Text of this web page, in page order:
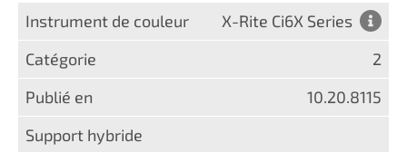
X-Rite Ci6X Series
2
10.20.8115